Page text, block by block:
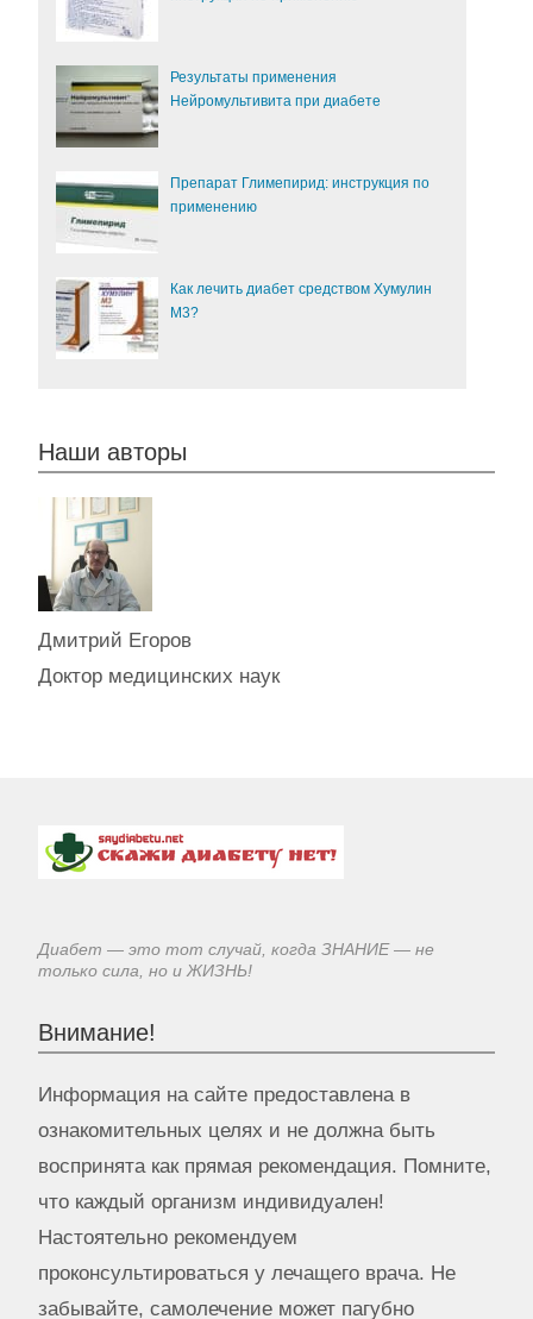
Результаты применения
Нейромультивита при диабете
Препарат Глимепирид: инструкция по
применению
Как лечить диабет средством Хумулин
М3?
Наши авторы
Дмитрий Егоров
Доктор медицинских наук
Диабет — это тот случай, когда ЗНАНИЕ — не
только сила, но и ЖИЗНЬ!
Внимание!
Информация на сайте предоставлена в
ознакомительных целях и не должна быть
воспринята как прямая рекомендация. Помните,
что каждый организм индивидуален!
Настоятельно рекомендуем
проконсультироваться у лечащего врача. Не
забывайте, самолечение может пагубно